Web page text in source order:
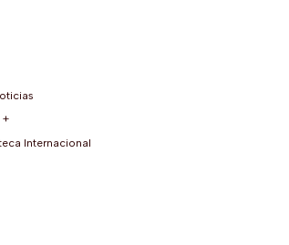
pestaña)
pestaña)
nueva pestaña)
una nueva pestaña)
en una nueva pestaña)
(se abre en una nueva pestaña)
+
Internacional